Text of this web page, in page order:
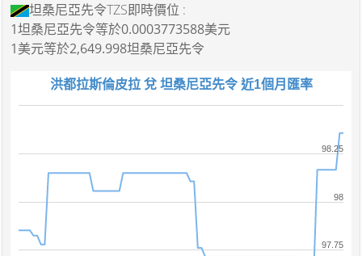
坦桑尼亞先令TZS即時價位 :
1坦桑尼亞先令等於0.0003773588美元
1美元等於2,649.998坦桑尼亞先令
洪都拉斯倫皮拉 兌 坦桑尼亞先令 近1個月匯率
97.75
98
98.25